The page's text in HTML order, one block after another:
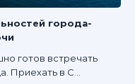
города-
готов встречать
Приехать в С...